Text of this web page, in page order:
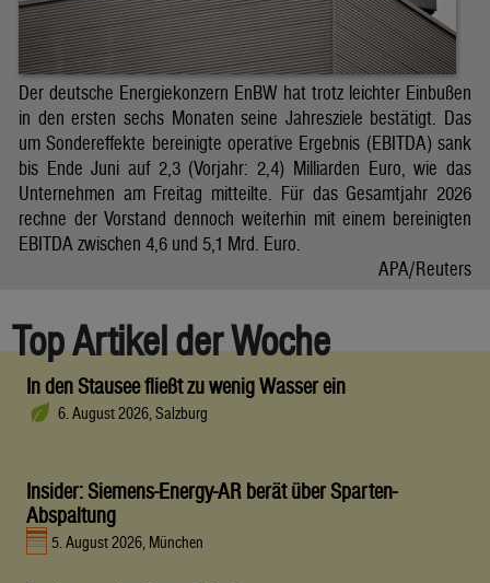
Der deutsche Energiekonzern EnBW hat trotz leichter Einbußen
in den ersten sechs Monaten seine Jahresziele bestätigt. Das
um Sondereffekte bereinigte operative Ergebnis (EBITDA) sank
bis Ende Juni auf 2,3 (Vorjahr: 2,4) Milliarden Euro, wie das
Unternehmen am Freitag mitteilte. Für das Gesamtjahr 2026
rechne der Vorstand dennoch weiterhin mit einem bereinigten
EBITDA zwischen 4,6 und 5,1 Mrd. Euro.
APA/Reuters
Top Artikel der Woche
In den Stausee fließt zu wenig Wasser ein
6. August 2026, Salzburg
Insider: Siemens-Energy-AR berät über Sparten-
Abspaltung
5. August 2026, München